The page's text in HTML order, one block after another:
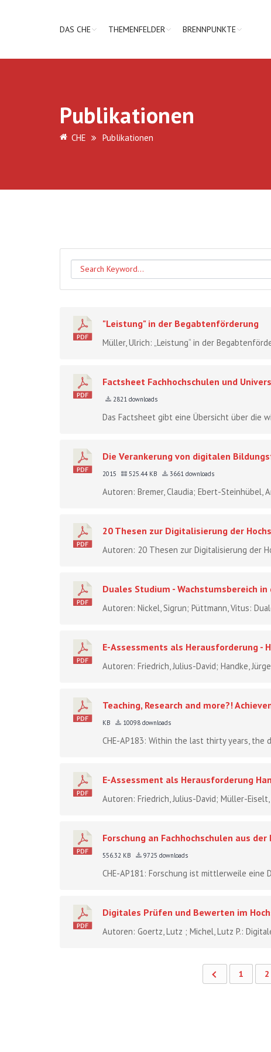
DAS CHE THEMENFELDER BRENNPUNKTE
Publikationen
CHE Publikationen
"Leistung" in der Begabtenförderung
Müller, Ulrich: „Leistung“ in der
Factsheet Fachhochschulen und
2821 downloads
Das Factsheet gibt eine Übersicht über die
Die Verankerung von digitalen
2015
525.44 KB 3661 downloads
Autoren: Bremer, Claudia; Ebert-Steinhübel,
20 Thesen zur Digitalisierung der
Autoren: 20 Thesen zur Digitalisierung der
Duales Studium - Wachstumsbereich in
Autoren: Nickel, Sigrun; Püttmann, Vitus:
E-Assessments als Herausforderung -
Autoren: Friedrich, Julius-David; Handke,
Teaching, Research and more?!
KB
10098 downloads
CHE-AP183: Within the last thirty years, the
E-Assessment als Herausforderung
Autoren: Friedrich, Julius-David; Müller-
Forschung an Fachhochschulen aus
556.32 KB
9725 downloads
CHE-AP181: Forschung ist mittlerweile eine
Digitales Prüfen und Bewerten im
Autoren: Goertz, Lutz ; Michel, Lutz P.:
1 2